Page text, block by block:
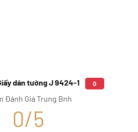
dán tường J 9424-1 0
Đánh Giá Trung Bnh
0/5